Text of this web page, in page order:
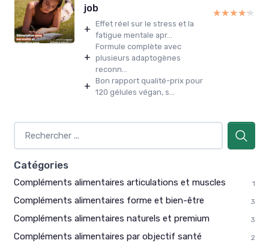
job
+ Effet réel sur le stress et la
fatigue mentale apr...
+
Formule complète avec
plusieurs adaptogènes
reconn...
+ Bon rapport qualité-prix pour
120 gélules végan, s...
★★★★★
★★★★★
Catégories
Compléments alimentaires articulations et muscles 1
Compléments alimentaires forme et bien-être 3
Compléments alimentaires naturels et premium 3
Compléments alimentaires par objectif santé 2